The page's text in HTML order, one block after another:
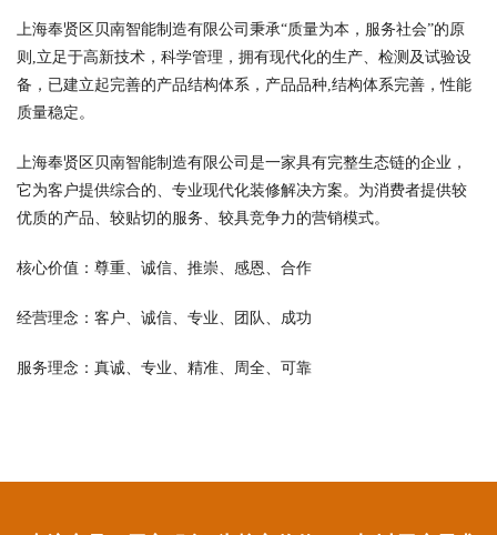
上海奉贤区贝南智能制造有限公司秉承“质量为本，服务社会”的原
则,立足于高新技术，科学管理，拥有现代化的生产、检测及试验设
备，已建立起完善的产品结构体系，产品品种,结构体系完善，性能
质量稳定。
上海奉贤区贝南智能制造有限公司是一家具有完整生态链的企业，
它为客户提供综合的、专业现代化装修解决方案。为消费者提供较
优质的产品、较贴切的服务、较具竞争力的营销模式。
核心价值：尊重、诚信、推崇、感恩、合作
经营理念：客户、诚信、专业、团队、成功
服务理念：真诚、专业、精准、周全、可靠